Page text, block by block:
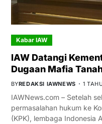
Kabar IAW
IAW Datangi
Dugaan Mafia
BYREDAKSI IAWNEWS 1
IAWNews.com – Setelah
permasalahan hukum ke
(KPK), lembaga Indonesia